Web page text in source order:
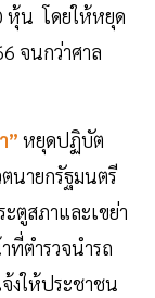
หุ้น โดยให้หยุด
จนกว่าศาล
” หยุดปฏิบัต
นายกรัฐมนตรี
ตูสภาและเขย่า
ที่ตำรวจนำรถ
งให้ประชาชน